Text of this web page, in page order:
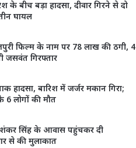
के बीच बड़ा हादसा, दीवार गिरने से दो
घायल
फिल्म के नाम पर 78 लाख की ठगी, 4
जसवंत गिरफ्तार
हादसा, बारिश में जर्जर मकान गिरा;
6 लोगों की मौत
सिंह के आवास पहुंचकर दी
से की मुलाकात